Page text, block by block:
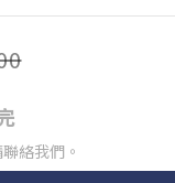
絡我們。